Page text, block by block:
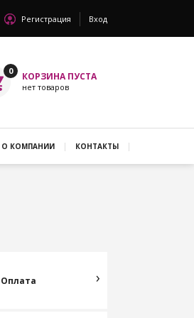
Регистрация Вход
0
О КОМПАНИИ КОНТАКТЫ
Оплата